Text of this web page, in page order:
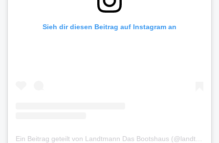
Sieh dir diesen Beitrag auf Instagram an